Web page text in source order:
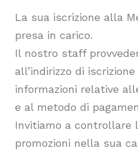
La sua iscrizione alla
presa in carico.
Il nostro staff
all’indirizzo di
informazioni relative
e al metodo di
Invitiamo a controllare
promozioni nella sua